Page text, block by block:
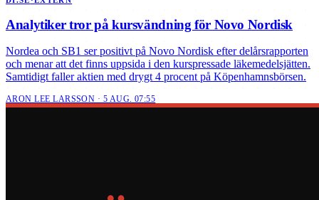
Analytiker tror på kursvändning för Novo Nordisk
Nordea och SB1 ser positivt på Novo Nordisk efter delårsrapporten
och menar att det finns uppsida i den kurspressade läkemedelsjätten.
Samtidigt faller aktien med drygt 4 procent på Köpenhamnsbörsen.
ARON LEE LARSSON · 5 AUG. 07:55